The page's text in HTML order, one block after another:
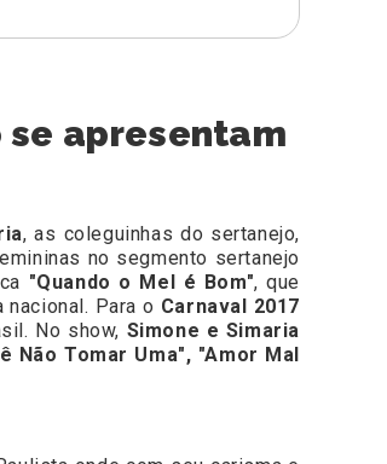
se apresentam
, as coleguinhas do sertanejo,
no segmento sertanejo
"Quando o Mel é Bom", que
Para o Carnaval 2017
No show, Simone e Simaria
Não Tomar Uma", "Amor Mal